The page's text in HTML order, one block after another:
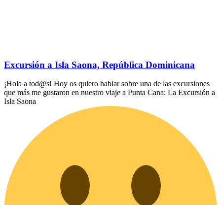
Excursión a Isla Saona, República Dominicana
¡Hola a tod@s! Hoy os quiero hablar sobre una de las excursiones
que más me gustaron en nuestro viaje a Punta Cana: La Excursión a
Isla Saona